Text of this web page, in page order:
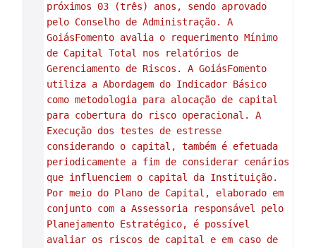
próximos 03 (três) anos, sendo aprovado
pelo Conselho de Administração. A
GoiásFomento avalia o requerimento Mínimo
de Capital Total nos relatórios de
Gerenciamento de Riscos. A GoiásFomento
utiliza a Abordagem do Indicador Básico
como metodologia para alocação de capital
para cobertura do risco operacional. A
Execução dos testes de estresse
considerando o capital, também é efetuada
periodicamente a fim de considerar cenários
que influenciem o capital da Instituição.
Por meio do Plano de Capital, elaborado em
conjunto com a Assessoria responsável pelo
Planejamento Estratégico, é possível
avaliar os riscos de capital e em caso de